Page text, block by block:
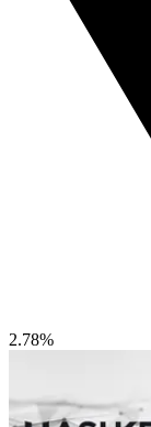
2.78%